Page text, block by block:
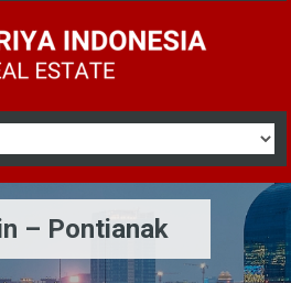
– Pontianak